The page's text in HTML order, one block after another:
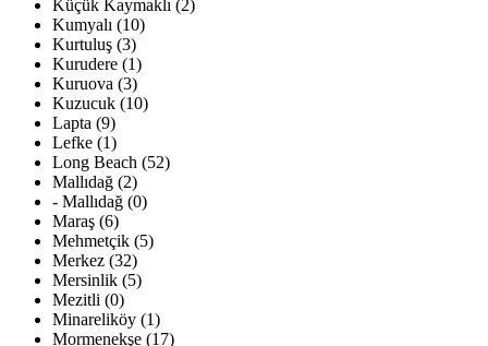
Küçük Kaymaklı (2)
Kumyalı (10)
Kurtuluş (3)
Kurudere (1)
Kuruova (3)
Kuzucuk (10)
Lapta (9)
Lefke (1)
Long Beach (52)
Mallıdağ (2)
- Mallıdağ (0)
Maraş (6)
Mehmetçik (5)
Merkez (32)
Mersinlik (5)
Mezitli (0)
Minareliköy (1)
Mormenekşe (17)